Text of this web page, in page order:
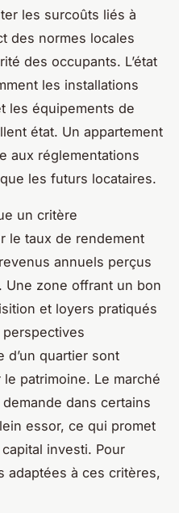
les surcoûts liés à
des normes locales
des occupants. L’état
les installations
les équipements de
état. Un appartement
aux réglementations
les futurs locataires.
un critère
le taux de rendement
annuels perçus
Une zone offrant un bon
et loyers pratiqués
d’un quartier sont
patrimoine. Le marché
dans certains
essor, ce qui promet
investi. Pour
adaptées à ces critères,